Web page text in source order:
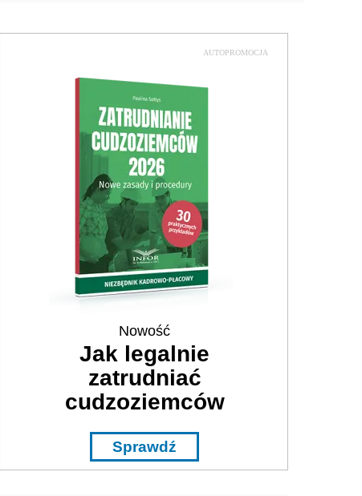
AUTOPROMOCJA
Nowość
Jak legalnie
zatrudniać
cudzoziemców
Sprawdź